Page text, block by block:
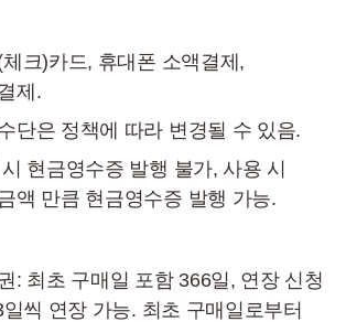
크)카드, 휴대폰 소액결제,
제.
단은 정책에 따라 변경될 수 있음.
현금영수증 발행 불가, 사용 시
액 만큼 현금영수증 발행 가능.
: 최초 구매일 포함 366일, 연장 신청
일씩 연장 가능. 최초 구매일로부터